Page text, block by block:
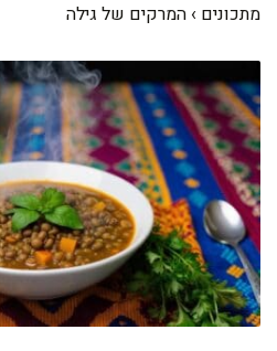
מתכונים › המרקים של גילה